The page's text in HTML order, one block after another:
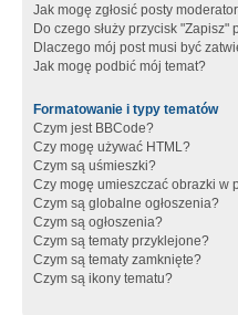
Jak mogę zgłosić posty
Do czego służy przycisk
Dlaczego mój post musi być
Jak mogę podbić mój temat?
Formatowanie i typy tematów
Czym jest BBCode?
Czy mogę używać HTML?
Czym są uśmieszki?
Czy mogę umieszczać obrazki w
Czym są globalne ogłoszenia?
Czym są ogłoszenia?
Czym są tematy przyklejone?
Czym są tematy zamknięte?
Czym są ikony tematu?